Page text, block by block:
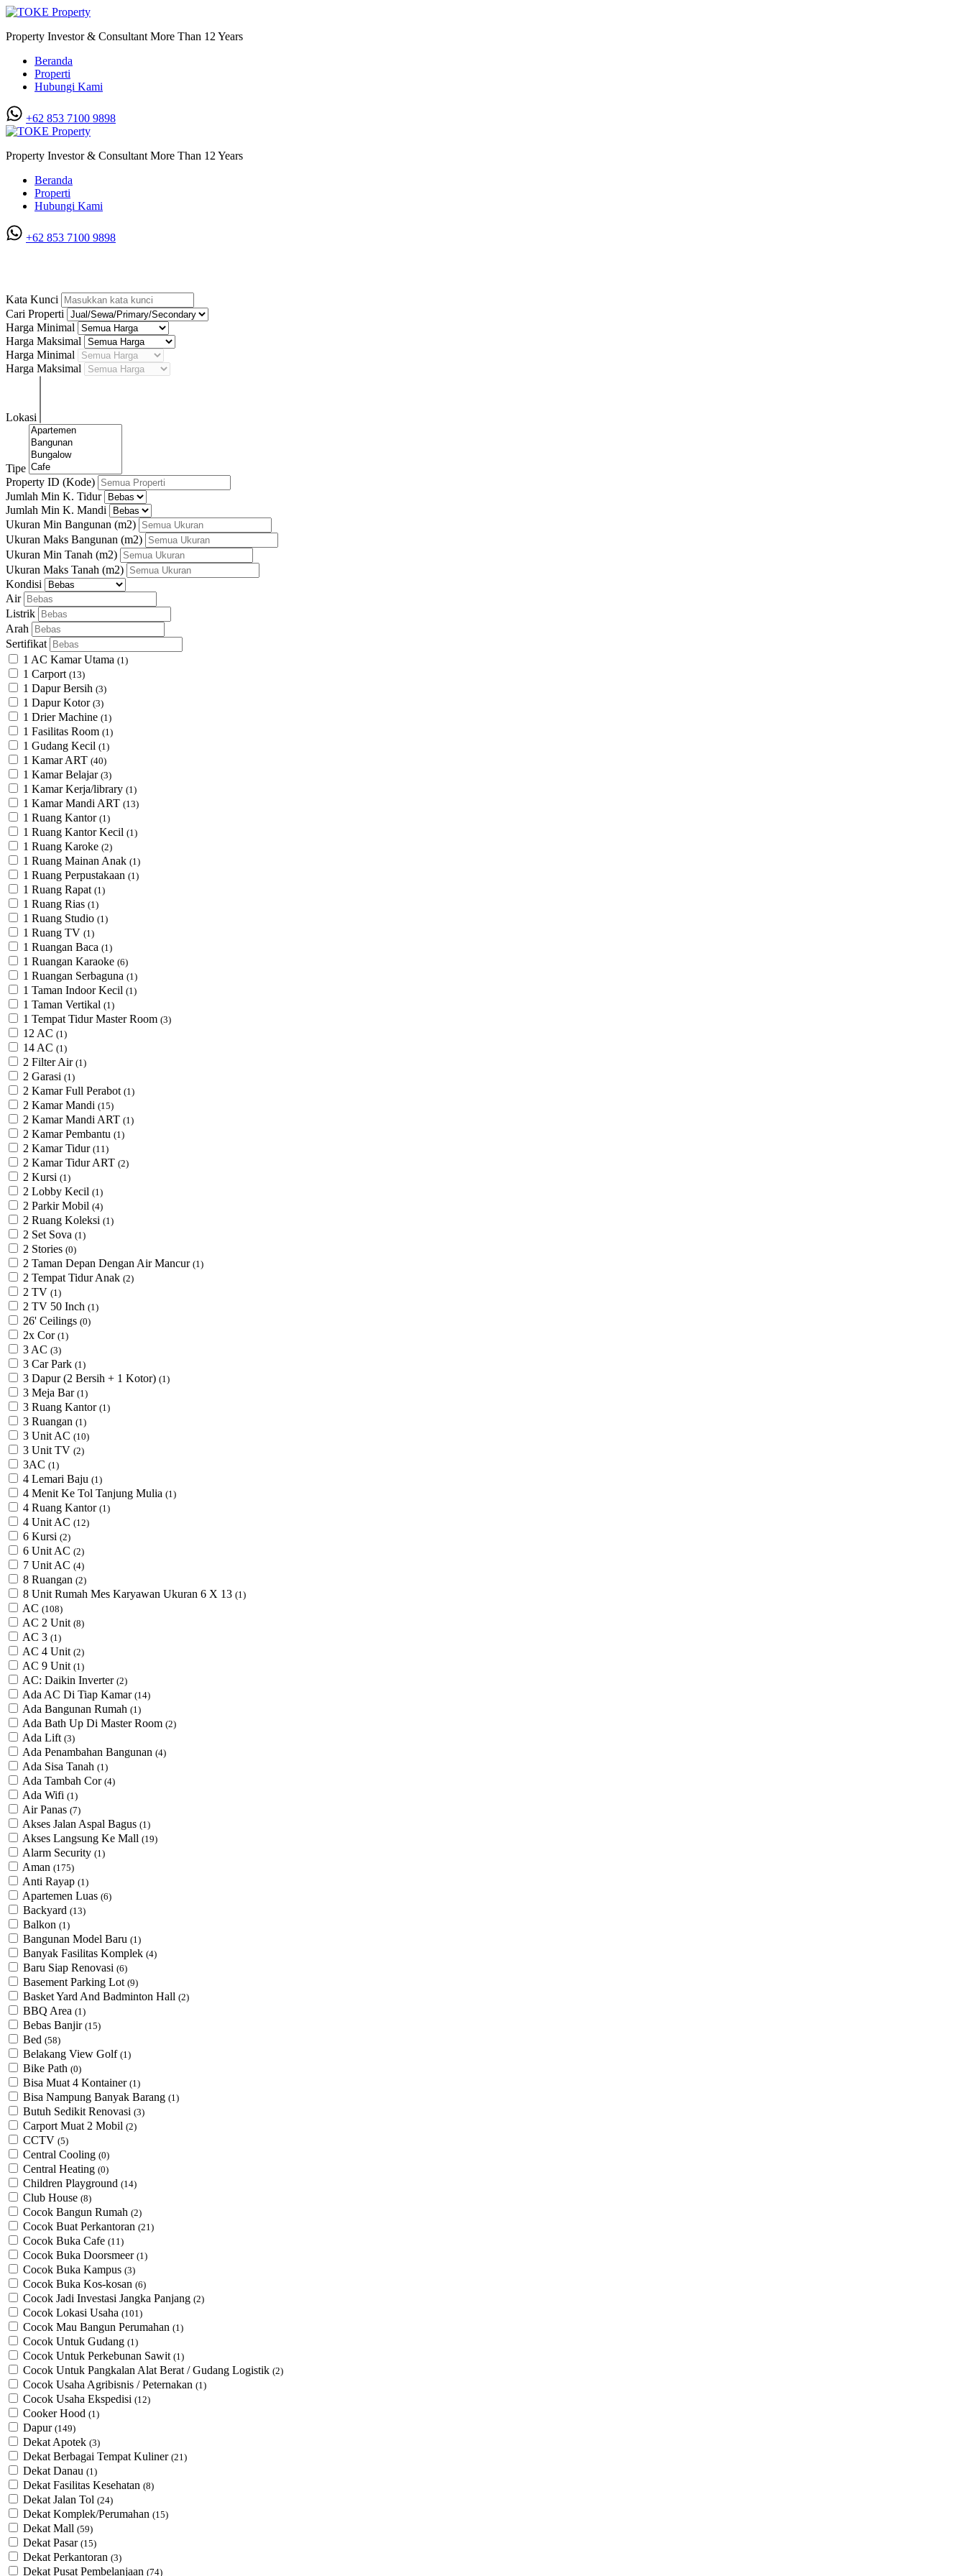
Property Investor & Consultant More Than 12 Years
Beranda
Properti
Hubungi Kami
+62 853 7100 9898‬
Property Investor & Consultant More Than 12 Years
Beranda
Properti
Hubungi Kami
+62 853 7100 9898‬
Kata Kunci
Cari Properti
Harga Minimal
Harga Maksimal
Harga Minimal
Harga Maksimal
Lokasi
Tipe
Property ID (Kode)
Jumlah Min K. Tidur
Jumlah Min K. Mandi
Ukuran Min Bangunan (m2)
Ukuran Maks Bangunan (m2)
Ukuran Min Tanah (m2)
Ukuran Maks Tanah (m2)
Kondisi
Air
Listrik
Arah
Sertifikat
1 AC Kamar Utama (1)
1 Carport (13)
1 Dapur Bersih (3)
1 Dapur Kotor (3)
1 Drier Machine (1)
1 Fasilitas Room (1)
1 Gudang Kecil (1)
1 Kamar ART (40)
1 Kamar Belajar (3)
1 Kamar Kerja/library (1)
1 Kamar Mandi ART (13)
1 Ruang Kantor (1)
1 Ruang Kantor Kecil (1)
1 Ruang Karoke (2)
1 Ruang Mainan Anak (1)
1 Ruang Perpustakaan (1)
1 Ruang Rapat (1)
1 Ruang Rias (1)
1 Ruang Studio (1)
1 Ruang TV (1)
1 Ruangan Baca (1)
1 Ruangan Karaoke (6)
1 Ruangan Serbaguna (1)
1 Taman Indoor Kecil (1)
1 Taman Vertikal (1)
1 Tempat Tidur Master Room (3)
12 AC (1)
14 AC (1)
2 Filter Air (1)
2 Garasi (1)
2 Kamar Full Perabot (1)
2 Kamar Mandi (15)
2 Kamar Mandi ART (1)
2 Kamar Pembantu (1)
2 Kamar Tidur (11)
2 Kamar Tidur ART (2)
2 Kursi (1)
2 Lobby Kecil (1)
2 Parkir Mobil (4)
2 Ruang Koleksi (1)
2 Set Sova (1)
2 Stories (0)
2 Taman Depan Dengan Air Mancur (1)
2 Tempat Tidur Anak (2)
2 TV (1)
2 TV 50 Inch (1)
26' Ceilings (0)
2x Cor (1)
3 AC (3)
3 Car Park (1)
3 Dapur (2 Bersih + 1 Kotor) (1)
3 Meja Bar (1)
3 Ruang Kantor (1)
3 Ruangan (1)
3 Unit AC (10)
3 Unit TV (2)
3AC (1)
4 Lemari Baju (1)
4 Menit Ke Tol Tanjung Mulia (1)
4 Ruang Kantor (1)
4 Unit AC (12)
6 Kursi (2)
6 Unit AC (2)
7 Unit AC (4)
8 Ruangan (2)
8 Unit Rumah Mes Karyawan Ukuran 6 X 13 (1)
AC (108)
AC 2 Unit (8)
AC 3 (1)
AC 4 Unit (2)
AC 9 Unit (1)
AC: Daikin Inverter (2)
Ada AC Di Tiap Kamar (14)
Ada Bangunan Rumah (1)
Ada Bath Up Di Master Room (2)
Ada Lift (3)
Ada Penambahan Bangunan (4)
Ada Sisa Tanah (1)
Ada Tambah Cor (4)
Ada Wifi (1)
Air Panas (7)
Akses Jalan Aspal Bagus (1)
Akses Langsung Ke Mall (19)
Alarm Security (1)
Aman (175)
Anti Rayap (1)
Apartemen Luas (6)
Backyard (13)
Balkon (1)
Bangunan Model Baru (1)
Banyak Fasilitas Komplek (4)
Baru Siap Renovasi (6)
Basement Parking Lot (9)
Basket Yard And Badminton Hall (2)
BBQ Area (1)
Bebas Banjir (15)
Bed (58)
Belakang View Golf (1)
Bike Path (0)
Bisa Muat 4 Kontainer (1)
Bisa Nampung Banyak Barang (1)
Butuh Sedikit Renovasi (3)
Carport Muat 2 Mobil (2)
CCTV (5)
Central Cooling (0)
Central Heating (0)
Children Playground (14)
Club House (8)
Cocok Bangun Rumah (2)
Cocok Buat Perkantoran (21)
Cocok Buka Cafe (11)
Cocok Buka Doorsmeer (1)
Cocok Buka Kampus (3)
Cocok Buka Kos-kosan (6)
Cocok Jadi Investasi Jangka Panjang (2)
Cocok Lokasi Usaha (101)
Cocok Mau Bangun Perumahan (1)
Cocok Untuk Gudang (1)
Cocok Untuk Perkebunan Sawit (1)
Cocok Untuk ​Pangkalan Alat Berat / Gudang Logistik (2)
Cocok Usaha Agribisnis / Peternakan (1)
Cocok Usaha Ekspedisi (12)
Cooker Hood (1)
Dapur (149)
Dekat Apotek (3)
Dekat Berbagai Tempat Kuliner (21)
Dekat Danau (1)
Dekat Fasilitas Kesehatan (8)
Dekat Jalan Tol (24)
Dekat Komplek/Perumahan (15)
Dekat Mall (59)
Dekat Pasar (15)
Dekat Perkantoran (3)
Dekat Pusat Pembelanjaan (74)